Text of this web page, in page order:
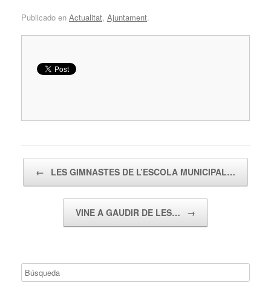
Publicado en Actualitat, Ajuntament.
← LES GIMNASTES DE L’ESCOLA MUNICIPAL…
VINE A GAUDIR DE LES… →